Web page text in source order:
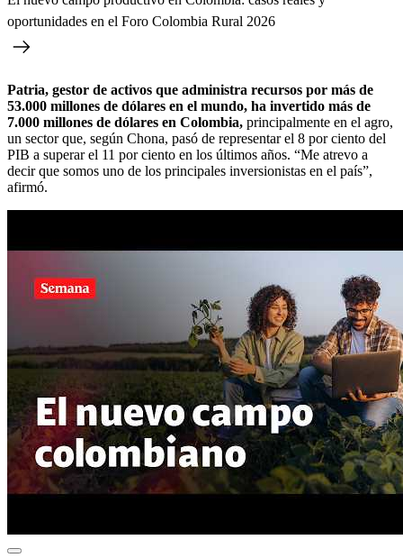
oportunidades en el Foro Colombia Rural 2026
Patria, gestor de activos que administra recursos por más de
53.000 millones de dólares en el mundo, ha invertido más de
7.000 millones de dólares en Colombia, principalmente en el agro,
un sector que, según Chona, pasó de representar el 8 por ciento del
PIB a superar el 11 por ciento en los últimos años. “Me atrevo a
decir que somos uno de los principales inversionistas en el país”,
afirmó.